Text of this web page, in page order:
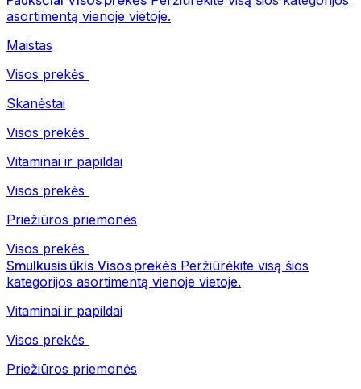
asortimentą vienoje vietoje.
Maistas
Visos prekės
Skanėstai
Visos prekės
Vitaminai ir papildai
Visos prekės
Priežiūros priemonės
Visos prekės
Smulkusis ūkis Visos prekės Peržiūrėkite visą šios
kategorijos asortimentą vienoje vietoje.
Vitaminai ir papildai
Visos prekės
Priežiūros priemonės